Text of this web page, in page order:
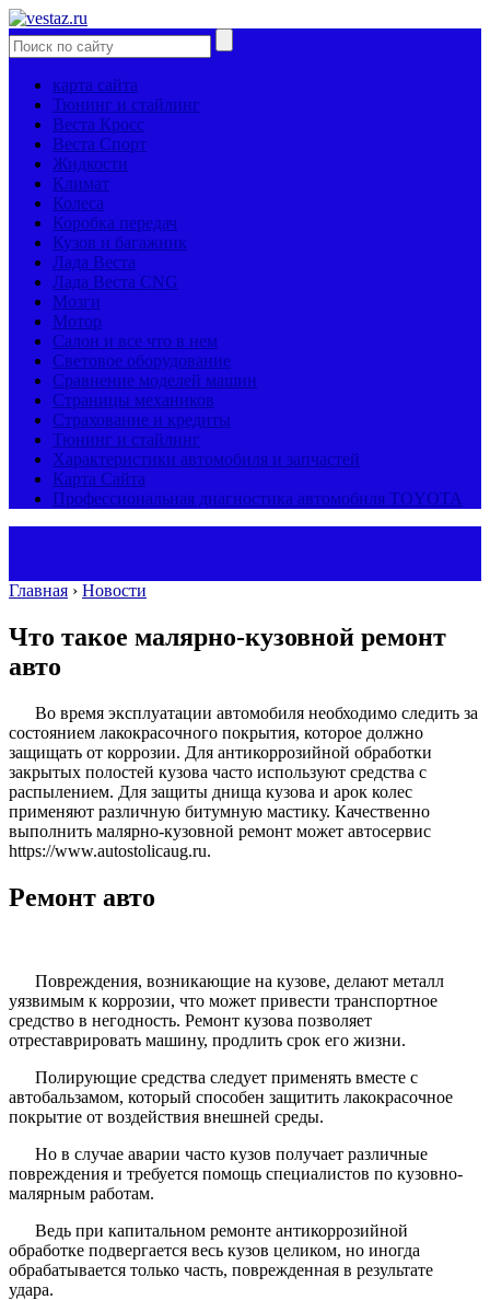
карта сайта
Тюнинг и стайлинг
Веста Кросс
Веста Спорт
Жидкости
Климат
Колеса
Коробка передач
Кузов и багажник
Лада Веста
Лада Веста CNG
Мозги
Мотор
Салон и все что в нем
Световое оборудование
Сравнение моделей машин
Страницы механиков
Страхование и кредиты
Тюнинг и стайлинг
Характеристики автомобиля и запчастей
Карта Сайта
Профессиональная диагностика автомобиля TOYOTA
Главная › Новости
Что такое малярно-кузовной ремонт
авто
Во время эксплуатации автомобиля необходимо следить за
состоянием лакокрасочного покрытия, которое должно
защищать от коррозии. Для антикоррозийной обработки
закрытых полостей кузова часто используют средства с
распылением. Для защиты днища кузова и арок колес
применяют различную битумную мастику. Качественно
выполнить малярно-кузовной ремонт может автосервис
https://www.autostolicaug.ru.
Ремонт авто
Повреждения, возникающие на кузове, делают металл
уязвимым к коррозии, что может привести транспортное
средство в негодность. Ремонт кузова позволяет
отреставрировать машину, продлить срок его жизни.
Полирующие средства следует применять вместе с
автобальзамом, который способен защитить лакокрасочное
покрытие от воздействия внешней среды.
Но в случае аварии часто кузов получает различные
повреждения и требуется помощь специалистов по кузовно-
малярным работам.
Ведь при капитальном ремонте антикоррозийной
обработке подвергается весь кузов целиком, но иногда
обрабатывается только часть, поврежденная в результате
удара.